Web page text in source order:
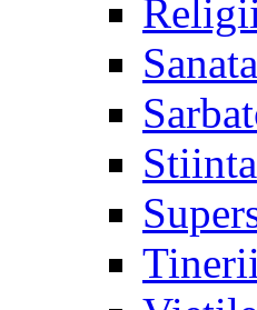
Stiinta
Tinerii